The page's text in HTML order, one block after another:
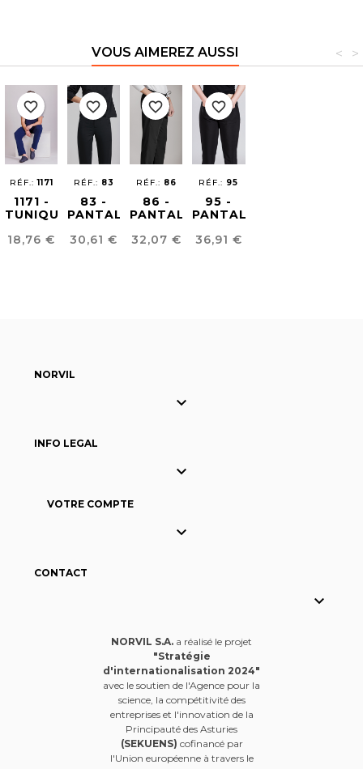
VOUS AIMEREZ AUSSI >
<
RÉF.:1171
1171 -
TUNIQUE
BICOLORE
Prix
18,76 €
favorite_border
RÉF.: 83
83 -
PANTALON
UNISEX
Prix
30,61 €
favorite_border
RÉF.: 86
86 -
PANTALON
UNISEX
Prix
32,07 €
favorite_border
RÉF.: 95
95 -
PANTALON
FEMME
Prix
36,91 €
favorite_border
NORVIL

INFO LEGAL

VOTRE COMPTE

CONTACT

NORVIL S.A. a réalisé le projet
"Stratégie
d'internationalisation 2024"
avec le soutien de l'Agence pour la
science, la compétitivité des
entreprises et l'innovation de la
Principauté des Asturies
(SEKUENS) cofinancé par
l'Union européenne à travers le